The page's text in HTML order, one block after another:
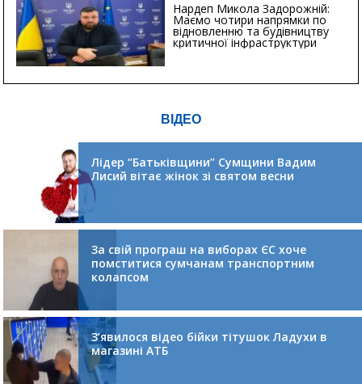
Нардеп Микола Задорожній:
Маємо чотири напрямки по
відновленню та будівництву
критичної інфраструктури
ВІДЕО
Лідер “Батьківщини” Сумщини Вадим
Лисий вітає жінок зі святом весни
За свій програш на виборах ЄС хоче
помститися сумчанам транспортним
колапсом
З’явилося відео бійки тітушок Ладухи в
магазині АТБ